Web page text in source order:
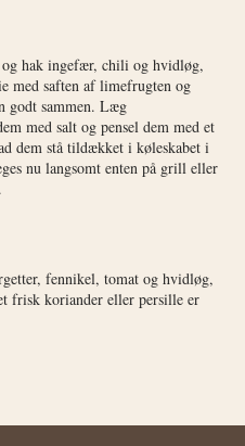
hak ingefær, chili og hvidløg,
med saften af limefrugten og
godt sammen. Læg
med salt og pensel dem med et
dem stå tildækket i køleskabet i
nu langsomt enten på grill eller
fennikel, tomat og hvidløg,
frisk koriander eller persille er